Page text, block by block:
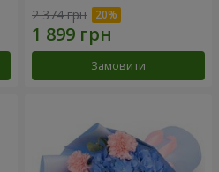
2 374 грн
Замовити